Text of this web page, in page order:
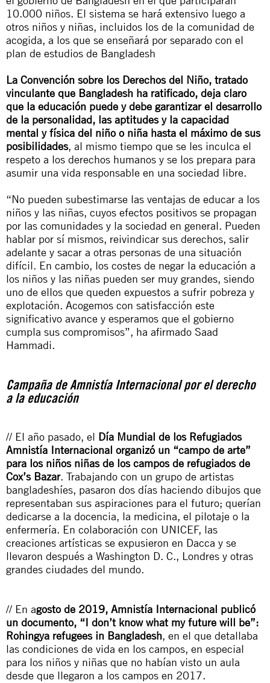
10.000 niños. El sistema se hará extensivo luego a
otros niños y niñas, incluidos los de la comunidad de
acogida, a los que se enseñará por separado con el
plan de estudios de Bangladesh
La Convención sobre los Derechos del Niño, tratado
vinculante que Bangladesh ha ratificado, deja claro
que la educación puede y debe garantizar el desarrollo
de la personalidad, las aptitudes y la capacidad
mental y física del niño o niña hasta el máximo de sus
posibilidades, al mismo tiempo que se les inculca el
respeto a los derechos humanos y se los prepara para
asumir una vida responsable en una sociedad libre.
“No pueden subestimarse las ventajas de educar a los
niños y las niñas, cuyos efectos positivos se propagan
por las comunidades y la sociedad en general. Pueden
hablar por sí mismos, reivindicar sus derechos, salir
adelante y sacar a otras personas de una situación
difícil. En cambio, los costes de negar la educación a
los niños y las niñas pueden ser muy grandes, siendo
uno de ellos que queden expuestos a sufrir pobreza y
explotación. Acogemos con satisfacción este
significativo avance y esperamos que el gobierno
cumpla sus compromisos”, ha afirmado Saad
Hammadi.
Campaña de Amnistía Internacional por el derecho
a la educación
// El año pasado, el Día Mundial de los Refugiados
Amnistía Internacional organizó un “campo de arte”
para los niños niñas de los campos de refugiados de
Cox’s Bazar. Trabajando con un grupo de artistas
bangladeshíes, pasaron dos días haciendo dibujos que
representaban sus aspiraciones para el futuro; querían
dedicarse a la docencia, la medicina, el pilotaje o la
enfermería. En colaboración con UNICEF, las
creaciones artísticas se expusieron en Dacca y se
llevaron después a Washington D. C., Londres y otras
grandes ciudades del mundo.
// En agosto de 2019, Amnistía Internacional publicó
un documento, “I don’t know what my future will be”:
Rohingya refugees in Bangladesh, en el que detallaba
las condiciones de vida en los campos, en especial
para los niños y niñas que no habían visto un aula
desde que llegaron a los campos en 2017.